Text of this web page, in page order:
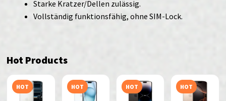
Starke Kratzer/Dellen zulässig.
Vollständig funktionsfähig, ohne SIM-Lock.
Hot Products
HOT HOT HOT HOT